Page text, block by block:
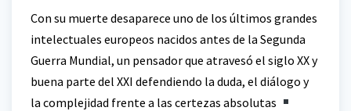
Con su muerte desaparece uno de los últimos grandes
intelectuales europeos nacidos antes de la Segunda
Guerra Mundial, un pensador que atravesó el siglo XX y
buena parte del XXI defendiendo la duda, el diálogo y
la complejidad frente a las certezas absolutas